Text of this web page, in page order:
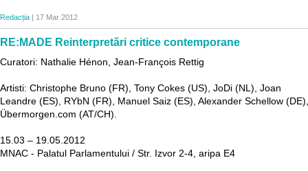
Redacția | 17 Mar 2012
RE:MADE Reinterpretări critice contemporane
Curatori: Nathalie Hénon, Jean-François Rettig
Artisti: Christophe Bruno (FR), Tony Cokes (US), JoDi (NL), Joan
Leandre (ES), RYbN (FR), Manuel Saiz (ES), Alexander Schellow (DE),
Übermorgen.com (AT/CH).
15.03 – 19.05.2012
MNAC - Palatul Parlamentului / Str. Izvor 2-4, aripa E4